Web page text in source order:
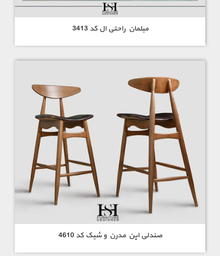
مبلمان راحتی ال کد 3413
صندلی اپن مدرن و شیک کد 4610